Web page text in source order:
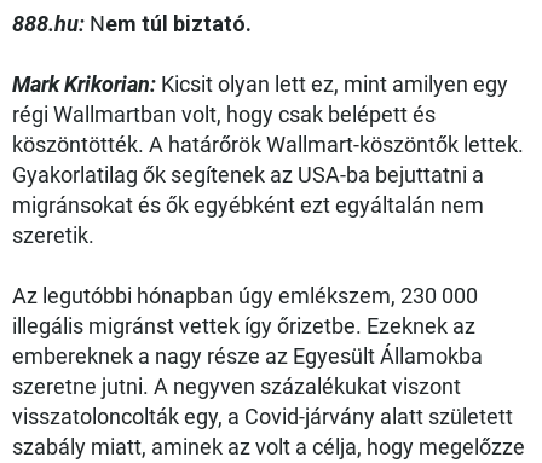
888.hu: Nem túl biztató.
Mark Krikorian: Kicsit olyan lett ez, mint amilyen egy
régi Wallmartban volt, hogy csak belépett és
köszöntötték. A határőrök Wallmart-köszöntők lettek.
Gyakorlatilag ők segítenek az USA-ba bejuttatni a
migránsokat és ők egyébként ezt egyáltalán nem
szeretik.
Az legutóbbi hónapban úgy emlékszem, 230 000
illegális migránst vettek így őrizetbe. Ezeknek az
embereknek a nagy része az Egyesült Államokba
szeretne jutni. A negyven százalékukat viszont
visszatoloncolták egy, a Covid-járvány alatt született
szabály miatt, aminek az volt a célja, hogy megelőzze